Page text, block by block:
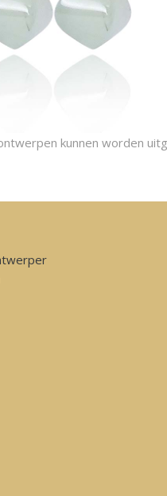
kunnen worden